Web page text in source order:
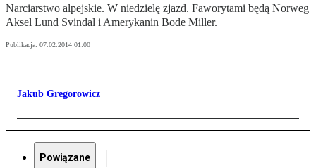
Narciarstwo alpejskie. W niedzielę zjazd. Faworytami będą Norweg
Aksel Lund Svindal i Amerykanin Bode Miller.
Publikacja: 07.02.2014 01:00
Jakub Gregorowicz
Powiązane